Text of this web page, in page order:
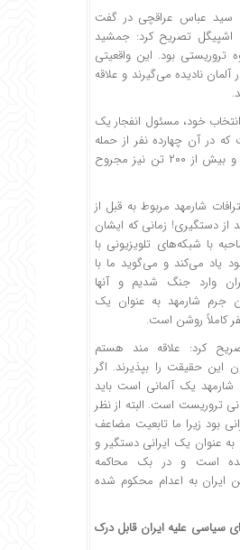
سید عباس عراقچی در گفت
اشپیگل تصریح کرد: جمشید
تروریستی بود. این واقعیتی
نادیده می‌گیرند و علاقه
خود، مسئول انفجار یک
در آن چهارده نفر از حمله
پنج زن و بچه کشته و بیش از ۲۰۰ تن نیز مجروح
شارمهد مربوط به قبل از
دستگیری! زمانی که ایشان
با شبکه‌های تلویزیونی با
یاد می‌کند و می‌گوید ما با
وارد جنگ شدیم و آنها
جرم شارمهد به عنوان یک
کرد: علاقه مند هستم
این حقیقت را بپذیرند. اگر
شارمهد یک آلمانی است باید
تروریست است. البته از نظر
بود زیرا ما تابعیت مضاعف
به عنوان یک ایرانی دستگیر و
است و در بک محاکمه
ایران به اعدام محکوم شده
سیاسی علیه ایران قابل درک